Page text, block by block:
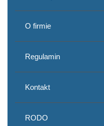
O firmie
Regulamin
Kontakt
RODO